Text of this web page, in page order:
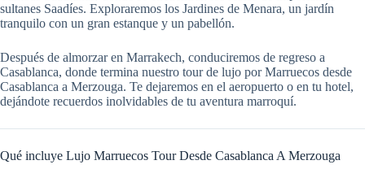
sultanes Saadíes. Exploraremos los Jardines de Menara, un jardín
tranquilo con un gran estanque y un pabellón.
Después de almorzar en Marrakech, conduciremos de regreso a
Casablanca, donde termina nuestro tour de lujo por Marruecos desde
Casablanca a Merzouga. Te dejaremos en el aeropuerto o en tu hotel,
dejándote recuerdos inolvidables de tu aventura marroquí.
Qué incluye Lujo Marruecos Tour Desde Casablanca A Merzouga